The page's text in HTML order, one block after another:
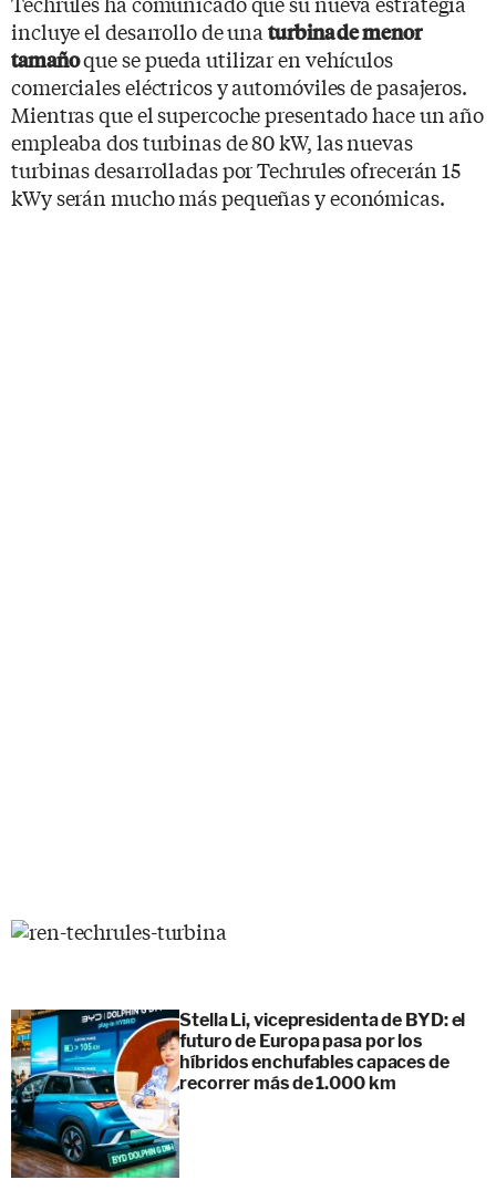
incluye el desarrollo de unaturbina de menor
tamañoque se pueda utilizar en vehículos
comerciales eléctricos y automóviles de pasajeros.
Mientras que el supercoche presentado hace un año
empleaba dos turbinas de 80 kW, las nuevas
turbinas desarrolladas por Techrules ofrecerán 15
kWy serán mucho más pequeñas y económicas.
Stella Li, vicepresidenta de BYD: el
futuro de Europa pasa por los
híbridos enchufables capaces de
recorrer más de 1.000 km